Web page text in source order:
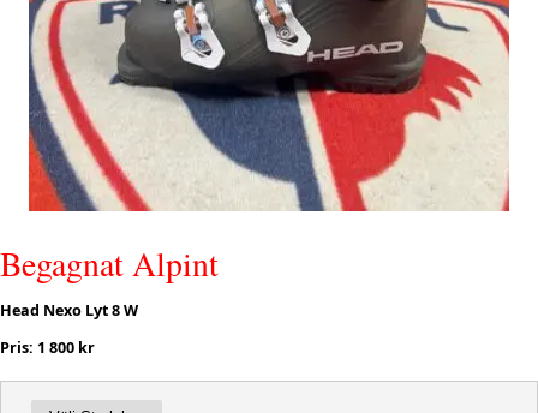
Begagnat Alpint
Head Nexo Lyt 8 W
Pris: 1 800 kr